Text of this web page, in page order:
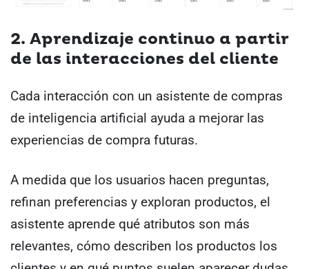
2. Aprendizaje continuo a partir
de las interacciones del cliente
Cada interacción con un asistente de compras
de inteligencia artificial ayuda a mejorar las
experiencias de compra futuras.
A medida que los usuarios hacen preguntas,
refinan preferencias y exploran productos, el
asistente aprende qué atributos son más
relevantes, cómo describen los productos los